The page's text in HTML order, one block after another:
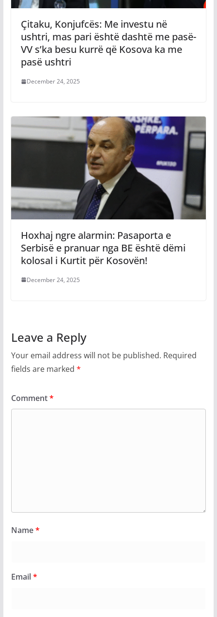
Çitaku, Konjufcës: Me investu në
ushtri, mas pari është dashtë me pasë-
VV s’ka besu kurrë që Kosova ka me
pasë ushtri
December 24, 2025
Hoxhaj ngre alarmin: Pasaporta e
Serbisë e pranuar nga BE është dëmi
kolosal i Kurtit për Kosovën!
December 24, 2025
Leave a Reply
Your email address will not be published. Required
fields are marked *
Comment*
Name*
Email*